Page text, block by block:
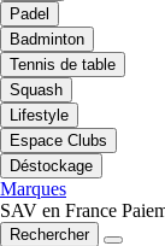
Padel
Badminton
Tennis de table
Squash
Lifestyle
Espace Clubs
Déstockage
Marques
SAV en France
Rechercher